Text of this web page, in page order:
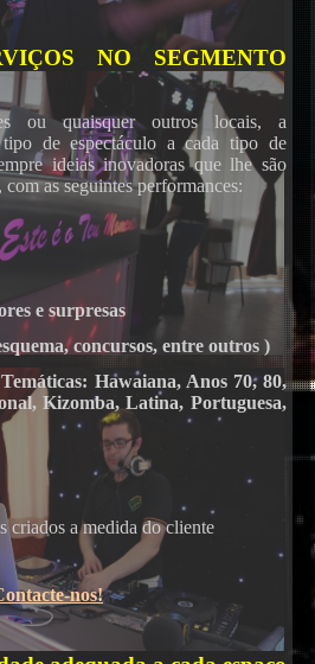
NO SEGMENTO
ou quaisquer outros locais, a
de espectáculo a cada tipo de
ideias inovadoras que lhe são
as seguintes performances:
e surpresas
concursos, entre outros )
Hawaiana, Anos 70, 80,
Kizomba, Latina, Portuguesa,
criados a medida do cliente
nos!